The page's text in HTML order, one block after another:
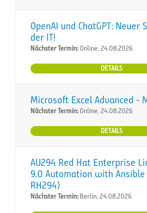
OpenAI und ChatGPT: Neuer
der IT!
Nächster Termin:Online, 24.08.2026
DETAILS
Microsoft Excel Advanced -
Nächster Termin:Online, 24.08.2026
DETAILS
AU294 Red Hat Enterprise
9.0 Automation with
RH294)
Nächster Termin: Berlin, 24.08.2026